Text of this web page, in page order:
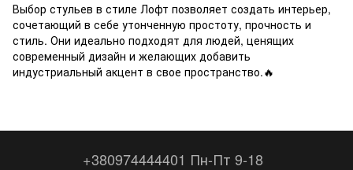
Выбор стульев в стиле Лофт позволяет создать интерьер,
сочетающий в себе утонченную простоту, прочность и
стиль. Они идеально подходят для людей, ценящих
современный дизайн и желающих добавить
индустриальный акцент в свое пространство.🔥
+380974444401 Пн-Пт 9-18